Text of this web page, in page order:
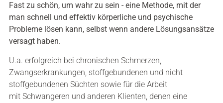
Fast zu schön, um wahr zu sein - eine Methode, mit der
man schnell und effektiv körperliche und psychische
Probleme lösen kann, selbst wenn andere Lösungsansätze
versagt haben.
U.a. erfolgreich bei chronischen Schmerzen,
Zwangserkrankungen, stoffgebundenen und nicht
stoffgebundenen Süchten sowie für die Arbeit
mit Schwangeren und anderen Klienten, denen eine